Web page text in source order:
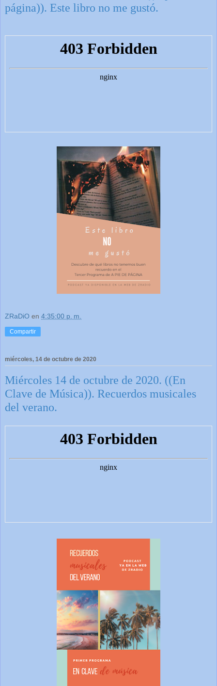
página)). Este libro no me gustó.
ZRaDiO en 4:35:00 p. m.
Compartir
miércoles, 14 de octubre de 2020
Miércoles 14 de octubre de 2020. ((En
Clave de Música)). Recuerdos musicales
del verano.